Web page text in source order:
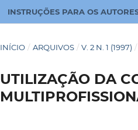
INSTRUÇÕES PARA OS
INÍCIO / ARQUIVOS / V. 2 N. 1 (1997) /
UTILIZAÇÃO DA